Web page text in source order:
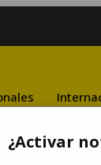
¿Activar